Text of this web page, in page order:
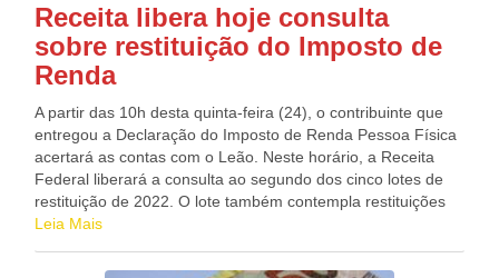
Receita libera hoje consulta
sobre restituição do Imposto de
Renda
A partir das 10h desta quinta-feira (24), o contribuinte que
entregou a Declaração do Imposto de Renda Pessoa Física
acertará as contas com o Leão. Neste horário, a Receita
Federal liberará a consulta ao segundo dos cinco lotes de
restituição de 2022. O lote também contempla restituições
residuais de anos anteriores. Ao todo, 4.250.448
2.697.759.582,31 serão pagos aos contribuintes com
Leia Mais